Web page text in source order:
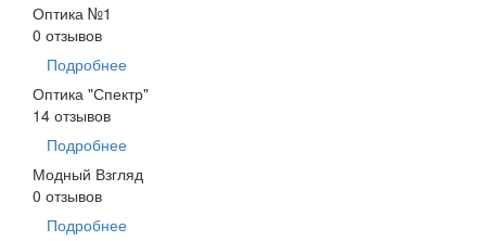
Оптика №1
0 отзывов
Подробнее
Оптика "Спектр"
14 отзывов
Подробнее
Модный Взгляд
0 отзывов
Подробнее